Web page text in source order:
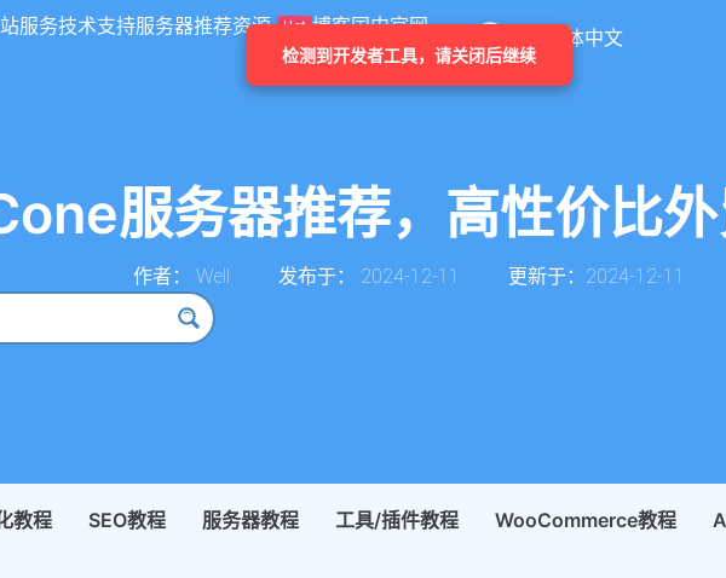
服务技术支持服务器推荐资源 Hot 博客国内官网 简体中文
服务器推荐，高性价比
作者： Well 发布于： 2024-12-11 更新于：2024-12-11
教程 SEO教程 服务器教程 工具/插件教程 WooCommerce教程
检测到开发者工具，请关闭后继续